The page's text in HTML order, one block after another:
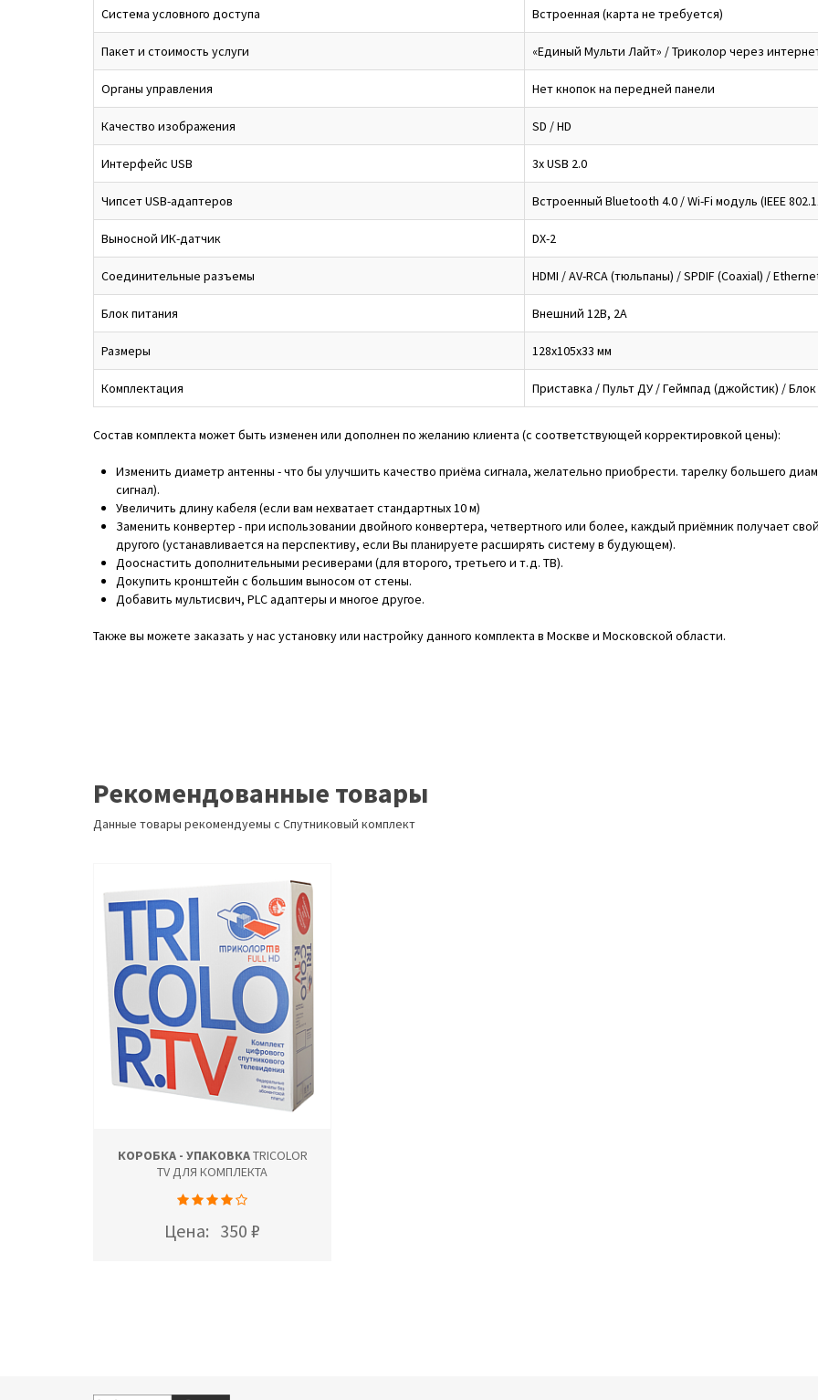
Система условного доступа Встроенная (карта не требуется)
Пакет и стоимость услуги «Единый Мульти Лайт» / Триколор через
Органы управления Нет кнопок на передней панели
Качество изображения SD / HD
Интерфейс USB 3x USB 2.0
Чипсет USB-адаптеров Встроенный Bluetooth 4.0 / Wi-Fi модуль (IEEE
Выносной ИК-датчик DX-2
Соединительные разъемы HDMI / AV-RCA (тюльпаны) / SPDIF (Coaxial) /
Блок питания Внешний 12В, 2А
Размеры 128x105x33 мм
Комплектация Приставка / Пульт ДУ / Геймпад (джойстик) /
Состав комплекта может быть изменен или дополнен по желанию клиента (с соответствующей корректировкой цены):
Изменить диаметр антенны - что бы улучшить качество приёма сигнала, желательно приобрести. тарелку большего
сигнал).
Увеличить длину кабеля (если вам нехватает стандартных 10 м)
Заменить конвертер - при использовании двойного конвертера, четвертного или более, каждый приёмник получает
другого (устанавливается на перспективу, если Вы планируете расширять систему в будующем).
Дооснастить дополнительными ресиверами (для второго, третьего и т.д. ТВ).
Докупить кронштейн с большим выносом от стены.
Добавить мультисвич, PLC адаптеры и многое другое.
Также вы можете заказать у нас установку или настройку данного комплекта в Москве и Московской области.
Рекомендованные товары
Данные товары рекомендуемы с Спутниковый комплект
КОРОБКА - УПАКОВКАTRICOLOR
TV ДЛЯ КОМПЛЕКТА
Цена: 350 ₽